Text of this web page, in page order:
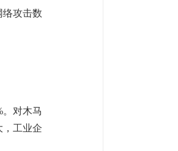
攻击数
对木马
，工业企